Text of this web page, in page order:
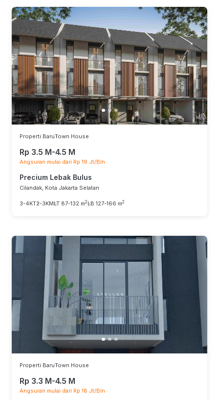
Properti BaruTown House
Rp 3.5 M-4.5 M
Angsuran mulai dari Rp 19 Jt/Bln
Precium Lebak Bulus
Cilandak, Kota Jakarta Selatan
3-4KT2-3KMLT 87-132 m2 LB 127-166 m2
Properti BaruTown House
Rp 3.3 M-4.5 M
Angsuran mulai dari Rp 18 Jt/Bln